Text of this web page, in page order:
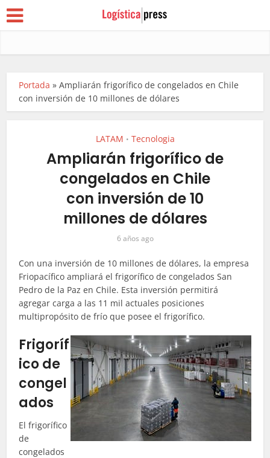
Portada »Ampliarán frigorífico de congelados en Chile
con inversión de 10 millones de dólares
LATAM • Tecnologia
Ampliarán frigorífico de
congelados en Chile
con inversión de 10
millones de dólares
6 años ago
Con una inversión de 10 millones de dólares, la empresa
Friopacífico ampliará el frigorífico de congelados San
Pedro de la Paz en Chile. Esta inversión permitirá
agregar carga a las 11 mil actuales posiciones
multipropósito de frío que posee el frigorífico.
Frigoríf
ico de
congel
ados
El frigorífico
de
congelados